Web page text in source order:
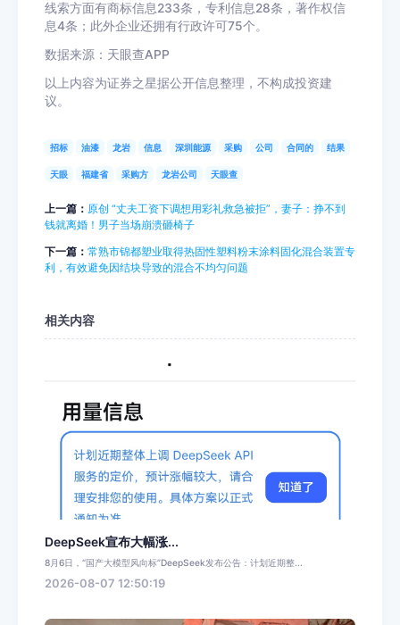
线索方面有商标信息233条，专利信息28条，著作权信
息4条；此外企业还拥有行政许可75个。
数据来源：天眼查APP
以上内容为证券之星据公开信息整理，不构成投资建
议。
招标 油漆 龙岩 信息 深圳能源 采购 公司 合同的 结果
天眼 福建省 采购方 龙岩公司 天眼查
上一篇： 原创 “丈夫工资下调想用彩礼救急被拒”，妻子：挣不到
钱就离婚！男子当场崩溃砸椅子
下一篇： 常熟市锦都塑业取得热固性塑料粉末涂料固化混合装置专
利，有效避免因结块导致的混合不均匀问题
相关内容
DeepSeek宣布大幅涨...
8月6日，“国产大模型风向标”DeepSeek发布公告：计划近期整...
2026-08-07 12:50:19